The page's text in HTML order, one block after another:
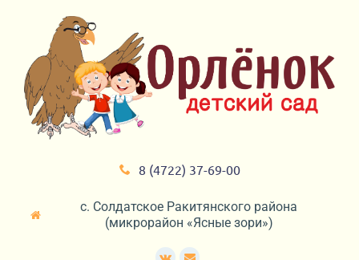
8 (4722) 37-69-00
с. Солдатское Ракитянского района
(микрорайон «Ясные зори»)